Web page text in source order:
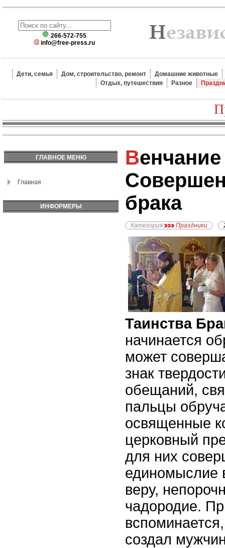
266-572-755
info@free-press.ru
Дети, семья Дом, строительство, ремонт
Домашние животные
Отдых, путешествия
Разное
ГЛАВНОЕ МЕНЮ
Главная
ИНФОРМЕРЫ
Венчание —
брака
Категория Праздники
Таинства
начинается
может
знак
обещаний,
пальцы
освященные
церковный
для них
единомыслие
веру,
чадородие.
создал